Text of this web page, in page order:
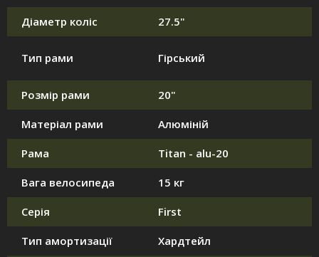
Діаметр коліс 27.5"
Тип рами Гірський
Розмір рами 20"
Матеріал рами Алюміній
Рама Titan - alu-20
Вага велосипеда 15 кг
Серія First
Тип амортизації Хардтейл